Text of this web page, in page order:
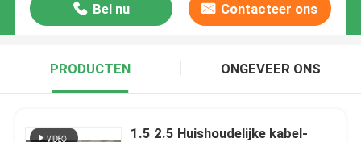
Bel nu Contacteer ons
PRODUCTEN ONGEVEER ONS
1.5 2.5 Huishoudelijke kabel-